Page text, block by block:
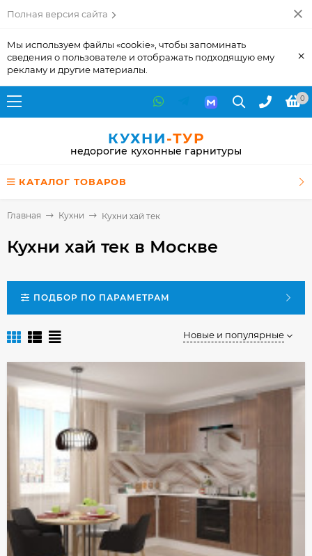
Полная версия сайта
Мы используем файлы «cookie», чтобы запоминать
сведения о пользователе и отображать подходящую ему
рекламу и другие материалы.
×
0
КУХНИ-ТУР
недорогие кухонные гарнитуры
КАТАЛОГ ТОВАРОВ
Главная Кухни Кухни хай тек
Кухни хай тек в Москве
ПОДБОР ПО ПАРАМЕТРАМ
Новые и популярные